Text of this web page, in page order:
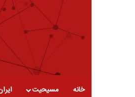
خانه مسیحیت